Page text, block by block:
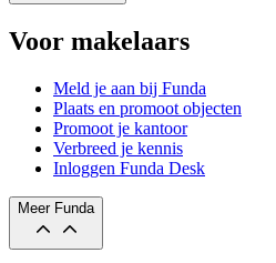
Voor makelaars
Meld je aan bij Funda
Plaats en promoot objecten
Promoot je kantoor
Verbreed je kennis
Inloggen Funda Desk
Meer Funda